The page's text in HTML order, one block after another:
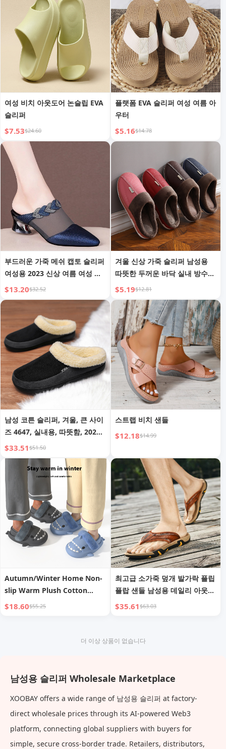
여성 비치 아웃도어 논슬립 EVA
슬리퍼
$7.53$24.60
플랫폼 EVA 슬리퍼 여성 여름 아
우터
$5.16$14.78
부드러운 가죽 메쉬 캡토 슬리퍼
여성용 2023 신상 여름 여성 샌
들 라인석 패션 청키 힐 미들 힐
샌들 여성용
$13.20$32.52
겨울 신상 가죽 슬리퍼 남성용
따뜻한 두꺼운 바닥 실내 방수
코튼 슬리퍼 여성용 두꺼운 바닥
코튼 슬리퍼
$5.19$12.81
남성 코튼 슬리퍼, 겨울, 큰 사이
즈 4647, 실내용, 따뜻함, 2024
년 신상, 미끄럼 방지, 플러스 벨
벳, 실외용 플러시 코튼 신발
$33.51$51.50
스트랩 비치 샌들
$12.18$14.99
Autumn/Winter Home Non-
slip Warm Plush Cotton
Slippers for Men
$18.60$55.25
최고급 소가죽 덮개 발가락 플립
플랍 샌들 남성용 데일리 아웃도
어 비치 샌들
$35.61$63.03
더 이상 상품이 없습니다
남성용 슬리퍼 Wholesale Marketplace
XOOBAY offers a wide range of 남성용 슬리퍼 at factory-
direct wholesale prices through its AI-powered Web3
platform, connecting global suppliers with buyers for
simple, secure cross-border trade. Retailers, distributors,